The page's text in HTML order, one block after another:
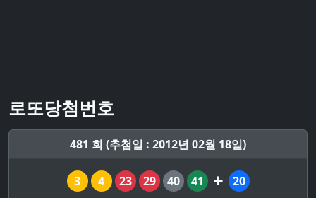
로또당첨번호
481 회 (추첨일 : 2012년 02월 18일)
3 4 23 29 40 41 20